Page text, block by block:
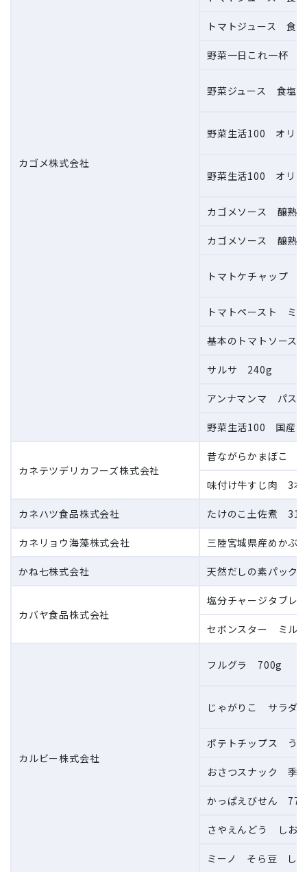
カゴメ株式会社
トマトジュース
野菜一日これ一杯
野菜ジュース 食塩
野菜生活100 オリ
野菜生活100 オリ
カゴメソース 醸熟
カゴメソース 醸熟
トマトケチャップ
トマトペースト
基本のトマトソー
サルサ 240g
アンナマンマ パス
野菜生活100 国産
カネテツデリカフーズ株式会社
昔ながらかまぼこ
味付け牛すじ肉 3本
カネハツ食品株式会社 たけのこ土佐煮
カネリョウ海藻株式会社 三陸宮城県産めか
かね七株式会社 天然だしの素パッ
カバヤ食品株式会社
塩分チャージタブ
セボンスター ミル
カルビー株式会社
フルグラ 700g
じゃがりこ サラ
ポテトチップス う
おさつスナック 季
かっぱえびせん 77g
さやえんどう しお
ミーノ そら豆 し